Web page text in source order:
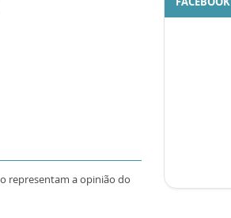
representam a opinião do